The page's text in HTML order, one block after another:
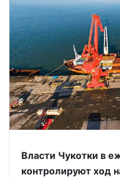
Власти Чукотки в
контролируют ход